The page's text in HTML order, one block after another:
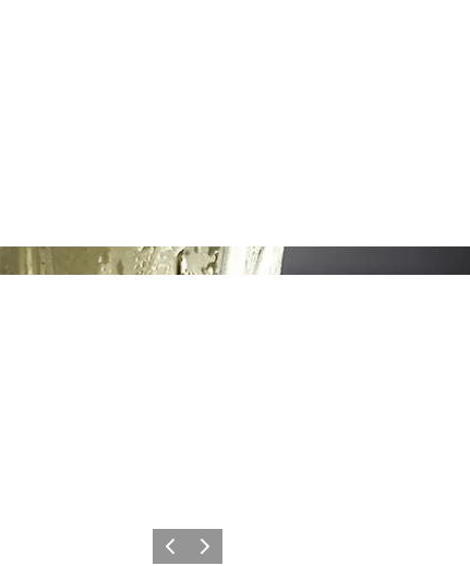
ForrigeNæste